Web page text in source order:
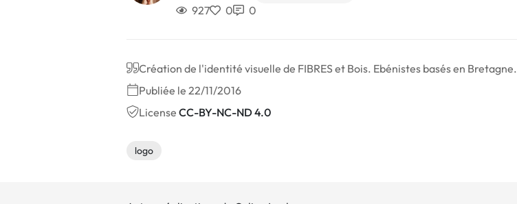
927 0 0
Création de l'identité visuelle de FIBRES et Bois. Ebénistes basés en Bretagne.
Publiée le 22/11/2016
License CC-BY-NC-ND 4.0
logo